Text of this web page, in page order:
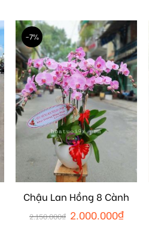
-7%
Chậu Lan Hồng 8 Cành
2.150.000₫ 2.000.000₫